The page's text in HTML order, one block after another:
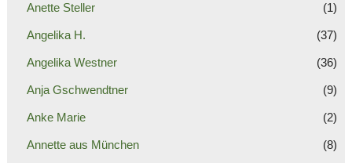
Anette Steller (1)
Angelika H. (37)
Angelika Westner (36)
Anja Gschwendtner (9)
Anke Marie (2)
Annette aus München (8)